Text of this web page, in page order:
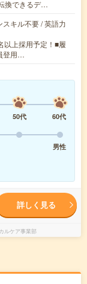
換できるデ…
キル不要 / 英語力
以上採用予定！■履
登用…
50代
60代
男性
詳しく見る
ルケア事業部